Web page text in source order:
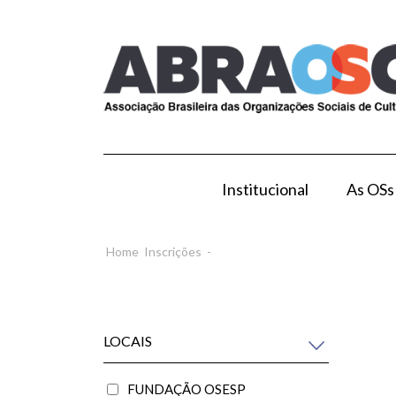
Institucional As OSs
Home Inscrições -
LOCAIS
FUNDAÇÃO OSESP